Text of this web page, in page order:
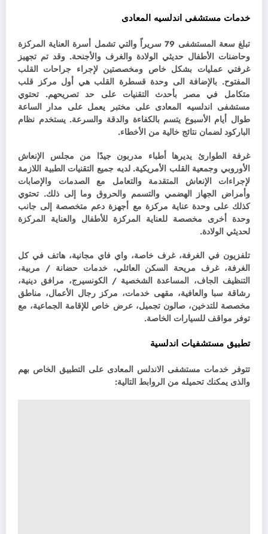
خدمات مستشفى اندلسيه المعادى
تبلغ سعة المستشفى 79 سريراً والتي تشمل أسرة العناية المركزة
وحاضنات الأطفال حديثي الولادة والغرف والأجنحة. وقد تم تجهيز
غرفتي عمليات بشكل خاص ومخصصتين لإجراء جراحات القلب
المفتوح. بالإضافة الى وحدة قسطرة القلب هي أول مركز قلب
متكامل في مصر بأحدث التقنيات على حد تصريحهم. تحتوي
مستشفى اندلسيه المعادى على مختبر يعمل على مدار الساعة
طوال أيام الأسبوع يتسم بالكفاءة والدقة والسرعة. يستخدم نظام
الباركود لضمان نتائج خالية من الأخطاء.
غرفة الطوارئ يديرها أطباء مدربون جيدًا من مجلس الإنعاش
الأوروبي وجمعية القلب الأمريكية. لديه جميع التقنيات الطبية اللازمة
لإجراءات الإنعاش المتقدمة والتعامل مع الصدمات والإصابات
وأمراض الجهاز الهضمي والتسمم والحروق وما إلى ذلك. تحتوي
كذلك على وحدة عناية مركزة مع أجهزة دعم متخصصة إلى جانب
وحدة أخرى مخصصة للعناية المركزة للأطفال والعناية المركزة
لحديثي الولادة.
تلفزيون في الغرفة، غرف خاصة، واي فاي مجانية، هاتف في كل
الغرفة، غرف مريحة السكن العائلي، خدمات حضانة / مربية،
التنظيف الجاف، المساعدة الشخصية / الكونسيرج، مرافق دينية،
رشاقة سبا والعافية، مقهى خدمات، مركز رجال الأعمال، مناطق
مخصصة للتدخين، صالون تجميل، عرض خاص للإقامة الجماعية، مع
توفر مواقف للسيارات الخاصة.
تطبيق مستشفيات اندلسية
تتوفر خدمات مستشفى الاندلس المعادى على التطبيق الخاص بهم
والذى يمكنك تحميله من الروابط التالية: